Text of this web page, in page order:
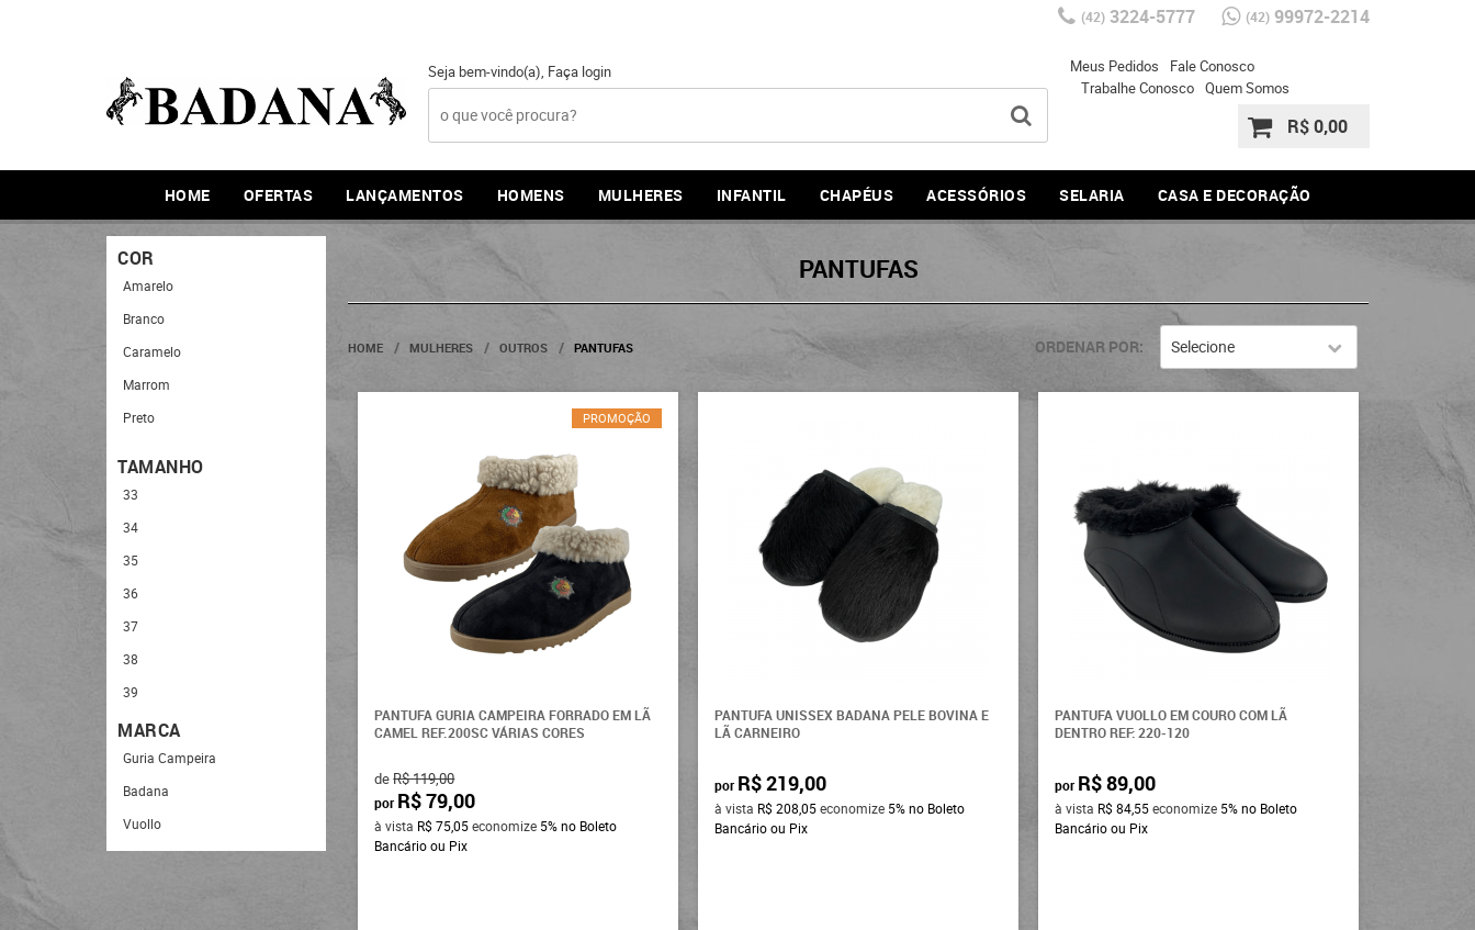
(42)3224-5777 (42)99972-2214
Seja bem-vindo(a), Faça login Meus Pedidos
Fale Conosco
Trabalhe Conosco Quem Somos
R$ 0,00
HOME OFERTAS LANÇAMENTOS HOMENS MULHERES INFANTIL CHAPÉUS ACESSÓRIOS SELARIA CASA E DECORAÇÃO
COR
Amarelo
Branco
Caramelo
Marrom
Preto
TAMANHO
33
34
35
36
37
38
39
40
41
42
MARCA
Guria Campeira
Badana
Vuollo
PANTUFAS
HOME MULHERES OUTROS PANTUFAS ORDENAR POR Selecione
PROMOÇÃO
PANTUFA GURIA CAMPEIRA FORRADO EM LÃ
CAMEL REF.200SC VÁRIAS CORES
deR$ 119,00
por R$ 79,00
à vista R$ 75,05economize 5% no Boleto
Bancário ou Pix
PANTUFA UNISSEX BADANA PELE BOVINA E
LÃ CARNEIRO
por R$ 219,00
à vista R$ 208,05economize 5% no Boleto
Bancário ou Pix
PANTUFA VUOLLO EM COURO COM LÃ
DENTRO REF: 220-120
por R$ 89,00
à vista R$ 84,55economize 5% no Boleto
Bancário ou Pix